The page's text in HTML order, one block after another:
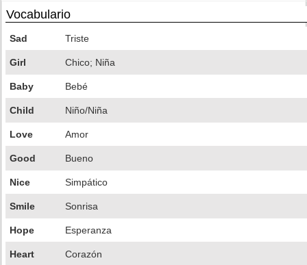
Vocabulario
Sad Triste
Girl Chico; Niña
Baby Bebé
Child Niño/Niña
Love Amor
Good Bueno
Nice Simpático
Smile Sonrisa
Hope Esperanza
Heart Corazón